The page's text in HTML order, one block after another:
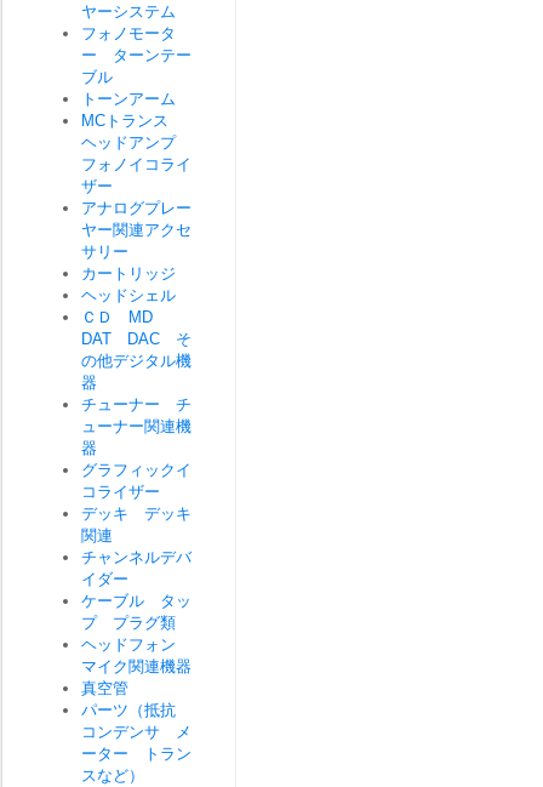
ヤーシステム
フォノモータ
ー ターンテー
ブル
トーンアーム
MCトランス
ヘッドアンプ
フォノイコライ
ザー
アナログプレー
ヤー関連アクセ
サリー
カートリッジ
ヘッドシェル
ＣＤ MD
DAT DAC そ
の他デジタル機
器
チューナー チ
ューナー関連機
器
グラフィックイ
コライザー
デッキ デッキ
関連
チャンネルデバ
イダー
ケーブル タッ
プ プラグ類
ヘッドフォン
マイク関連機器
真空管
パーツ（抵抗
コンデンサ メ
ーター トラン
スなど）